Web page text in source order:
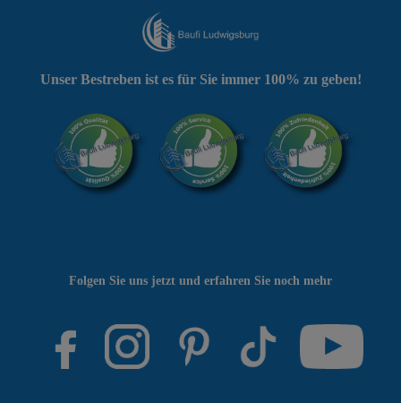
Folgen Sie uns jetzt und erfahren Sie noch mehr
Unser Bestreben ist es für Sie immer 100% zu geben!